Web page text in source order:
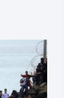
الرئيسي
وأكدت إدارة
مصلحة